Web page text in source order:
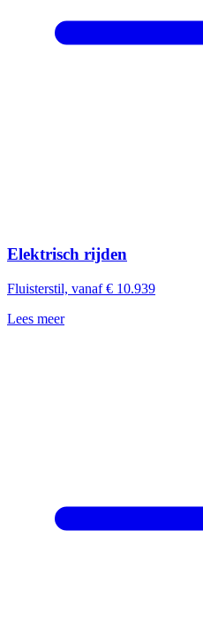
Elektrisch rijden
Fluisterstil, vanaf € 10.939
Lees meer